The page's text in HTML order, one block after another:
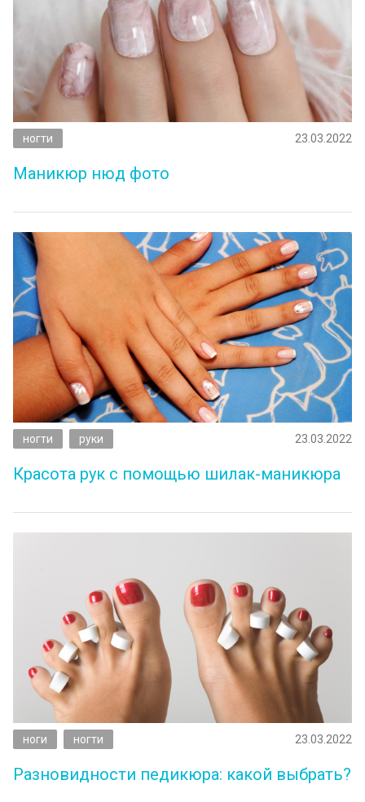
ногти 23.03.2022
Маникюр нюд фото
ногти руки 23.03.2022
Красота рук с помощью шилак-маникюра
ноги ногти 23.03.2022
Разновидности педикюра: какой выбрать?